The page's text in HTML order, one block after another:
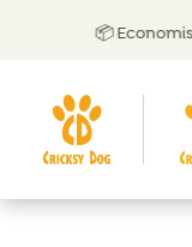
📦